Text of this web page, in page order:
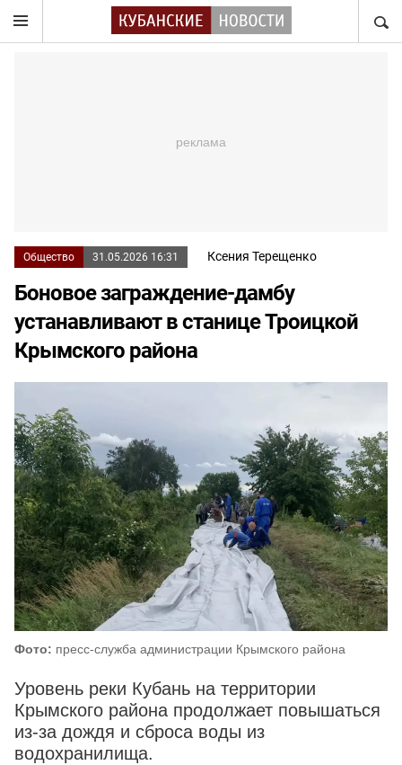
Общество 31.05.2026 16:31 Ксения Терещенко
Боновое заграждение-дамбу
устанавливают в станице Троицкой
Крымского района
Фото: пресс-служба администрации Крымского района
Уровень реки Кубань на территории
Крымского района продолжает повышаться
из-за дождя и сброса воды из
водохранилища.